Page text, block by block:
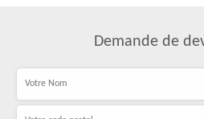
Demande de